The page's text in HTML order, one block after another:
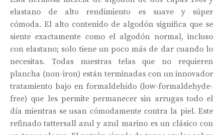
elastano de alto rendimiento es suave y súper
cómoda. El alto contenido de algodón significa que se
siente exactamente como el algodón normal, incluso
con elastano; solo tiene un poco más de dar cuando lo
necesitas. Todas nuestras telas que no requieren
plancha (non-iron) están terminadas con un innovador
tratamiento bajo en formaldehído (low-formaldehyde-
free) que les permite permanecer sin arrugas todo el
día mientras se usan cómodamente contra la piel. Este
refinado tattersall azul y azul marino es un clásico con